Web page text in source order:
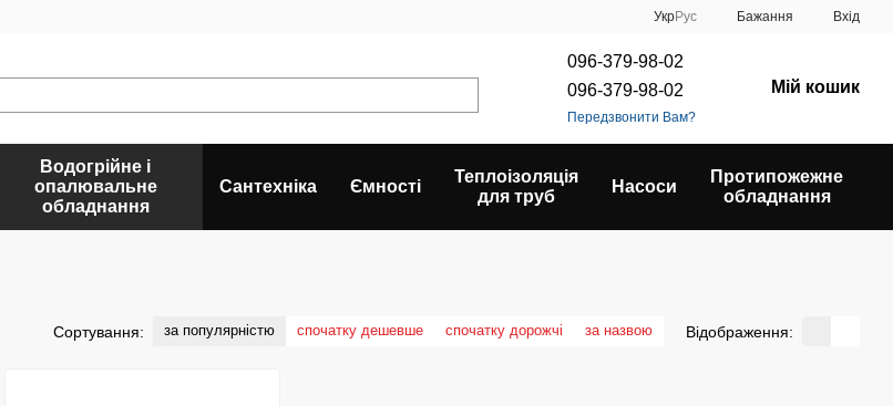
УкрРус Бажання Вхід
096-379-98-02
096-379-98-02
Передзвонити Вам?
Мій кошик
Водогрійне і
опалювальне
обладнання
Сантехніка Ємності
Теплоізоляція
для труб
Насоси
Протипожежне
обладнання
Сортування: за популярністю спочатку дешевше спочатку дорожчі за назвою Відображення: